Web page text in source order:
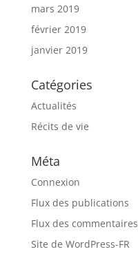
mars 2019
février 2019
janvier 2019
Catégories
Actualités
Récits de vie
Méta
Connexion
Flux des publications
Flux des commentaires
Site de WordPress-FR